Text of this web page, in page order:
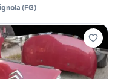
(FG)